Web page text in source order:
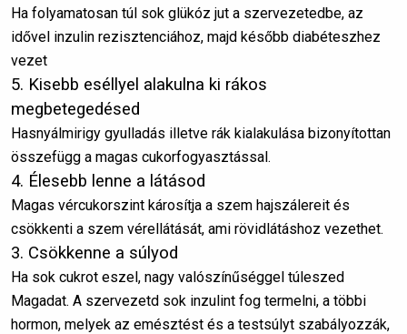
Ha folyamatosan túl sok glükóz jut a szervezetedbe, az
idővel inzulin rezisztenciához, majd később diabéteszhez
vezet
5. Kisebb eséllyel alakulna ki rákos
megbetegedésed
Hasnyálmirigy gyulladás illetve rák kialakulása bizonyítottan
összefügg a magas cukorfogyasztással.
4. Élesebb lenne a látásod
Magas vércukorszint károsítja a szem hajszálereit és
csökkenti a szem vérellátását, ami rövidlátáshoz vezethet.
3. Csökkenne a súlyod
Ha sok cukrot eszel, nagy valószínűséggel túleszed
Magadat. A szervezetd sok inzulint fog termelni, a többi
hormon, melyek az emésztést és a testsúlyt szabályozzák,